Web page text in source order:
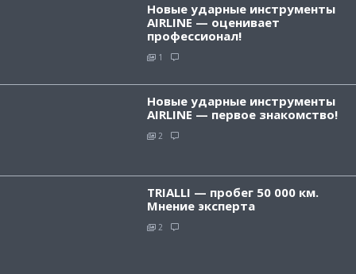
Новые ударные инструменты
AIRLINE — оценивает
профессионал!
1
Новые ударные инструменты
AIRLINE — первое знакомство!
2
TRIALLI — пробег 50 000 км.
Мнение эксперта
2